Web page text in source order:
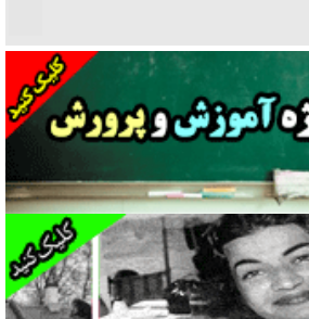
مخالفان مکانت معنوی رهبر شهید را